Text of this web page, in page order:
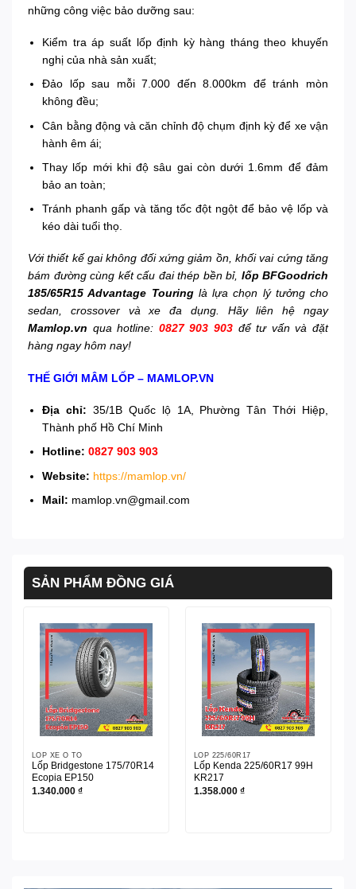
những công việc bảo dưỡng sau:
Kiểm tra áp suất lốp định kỳ hàng tháng theo khuyến
nghị của nhà sản xuất;
Đảo lốp sau mỗi 7.000 đến 8.000km để tránh mòn
không đều;
Cân bằng động và căn chỉnh độ chụm định kỳ để xe vận
hành êm ái;
Thay lốp mới khi độ sâu gai còn dưới 1.6mm để đảm
bảo an toàn;
Tránh phanh gấp và tăng tốc đột ngột để bảo vệ lốp và
kéo dài tuổi thọ.
Với thiết kế gai không đối xứng giảm ồn, khối vai cứng tăng
bám đường cùng kết cấu đai thép bền bỉ, lốp BFGoodrich
185/65R15 Advantage Touringlà lựa chọn lý tưởng cho
sedan, crossover và xe đa dụng. Hãy liên hệ ngay
Mamlop.vn qua hotline: 0827 903 903 để tư vấn và đặt
hàng ngay hôm nay!
THẾ GIỚI MÂM LỐP – MAMLOP.VN
Địa chỉ: 35/1B Quốc lộ 1A, Phường Tân Thới Hiệp,
Thành phố Hồ Chí Minh
Hotline: 0827 903 903
Website: https://mamlop.vn/
Mail: mamlop.vn@gmail.com
SẢN PHẨM ĐỒNG GIÁ
LỐP XE Ô TÔ
Lốp Bridgestone 175/70R14
Ecopia EP150
1.340.000 ₫
LỐP 225/60R17
Lốp Kenda 225/60R17 99H
KR217
1.358.000 ₫